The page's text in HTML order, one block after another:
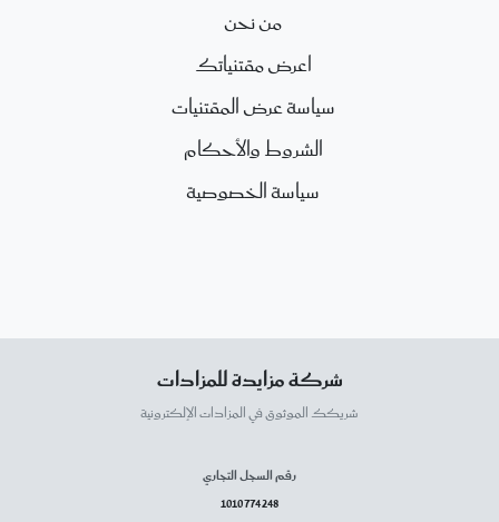
من نحن
اعرض مقتنياتك
سياسة عرض المقتنيات
الشروط والأحكام
سياسة الخصوصية
شركة مزايدة للمزادات
شريكك الموثوق في المزادات الإلكترونية
رقم السجل التجاري
1010774248